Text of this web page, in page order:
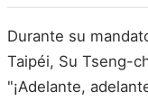
Durante su
Taipéi, Su Tseng-
"¡Adelante,